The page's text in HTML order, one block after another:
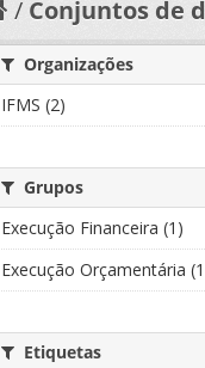
Conjuntos de
Organizações
IFMS (2)
Grupos
Execução Financeira (1)
Execução Orçamentária
Etiquetas